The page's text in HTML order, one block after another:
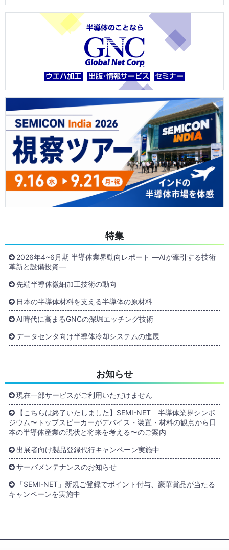
特集
2026年4~6月期 半導体業界動向レポート ―AIが牽引する技術
革新と設備投資―
先端半導体微細加工技術の動向
日本の半導体材料を支える半導体の原材料
AI時代に高まるGNCの深堀エッチング技術
データセンタ向け半導体冷却システムの進展
お知らせ
現在一部サービスがご利用いただけません
【こちらは終了いたしました】SEMI-NET 半導体業界シンポ
ジウム〜トップスピーカーがデバイス・装置・材料の観点から日
本の半導体産業の現状と将来を考える〜のご案内
出展者向け製品登録代行キャンペーン実施中
サーバメンテナンスのお知らせ
「SEMI-NET」新規ご登録でポイント付与、豪華賞品が当たる
キャンペーンを実施中